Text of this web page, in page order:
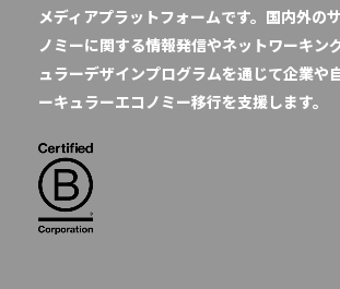
メディアプラットフォームです。国内外の
ノミーに関する情報発信やネットワーキン
ュラーデザインプログラムを通じて企業や
ーキュラーエコノミー移行を支援します。